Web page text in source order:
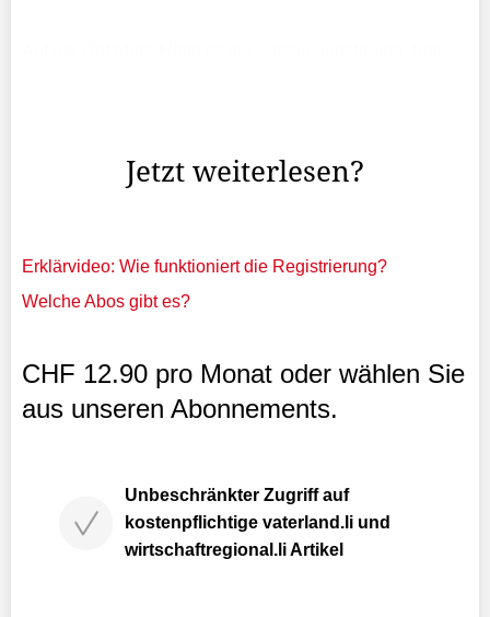
Jetzt weiterlesen?
Erklärvideo: Wie funktioniert die Registrierung?
Welche Abos gibt es?
CHF 12.90 pro Monat oder wählen Sie
aus unseren Abonnements.
Unbeschränkter Zugriff auf
kostenpflichtige vaterland.li und
wirtschaftregional.li Artikel